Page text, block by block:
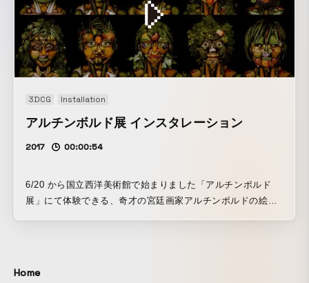
3DCG Installation
アルチンボルド展 インスタレーション
2017 00:00:54
6/20 から国立西洋美術館で始まりました「アルチンボルド
展」にて体験できる、奇才の宮廷画家アルチンボルドの絵画
Home